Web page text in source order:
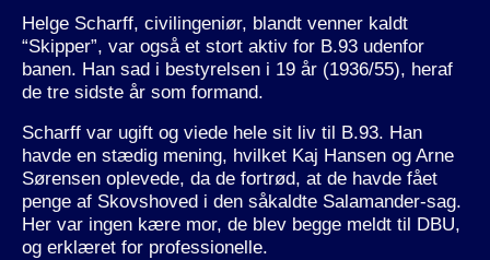
Helge Scharff, civilingeniør, blandt venner kaldt
“Skipper”, var også et stort aktiv for B.93 udenfor
banen. Han sad i bestyrelsen i 19 år (1936/55), heraf
de tre sidste år som formand.
Scharff var ugift og viede hele sit liv til B.93. Han
havde en stædig mening, hvilket Kaj Hansen og Arne
Sørensen oplevede, da de fortrød, at de havde fået
penge af Skovshoved i den såkaldte Salamander-sag.
Her var ingen kære mor, de blev begge meldt til DBU,
og erklæret for professionelle.